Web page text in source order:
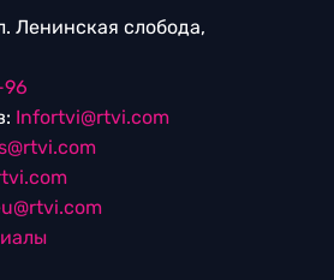
Ленинская слобода,
96
Infortvi@rtvi.com